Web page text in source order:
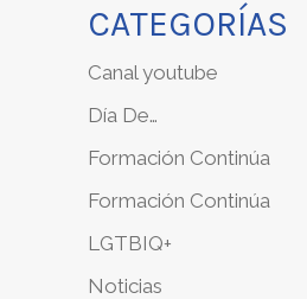
CATEGORÍAS
Canal youtube
Día De…
Formación Continúa
Formación Continúa
LGTBIQ+
Noticias